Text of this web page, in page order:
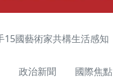
國藝術家共構生活感知
政治新聞 國際焦點